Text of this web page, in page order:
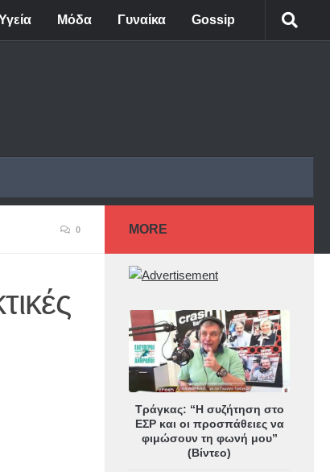
Μόδα Γυναίκα Gossip
0 MORE
Τράγκας: “Η συζήτηση στο
ΕΣΡ και οι προσπάθειες να
φιμώσουν τη φωνή μου”
(Βίντεο)